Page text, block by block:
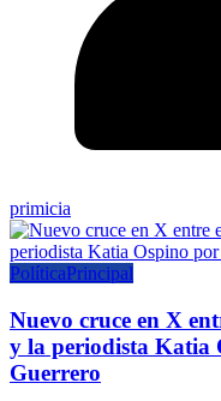
primicia
PolíticaPrincipal
Nuevo cruce en X
y la periodista Katia
Guerrero